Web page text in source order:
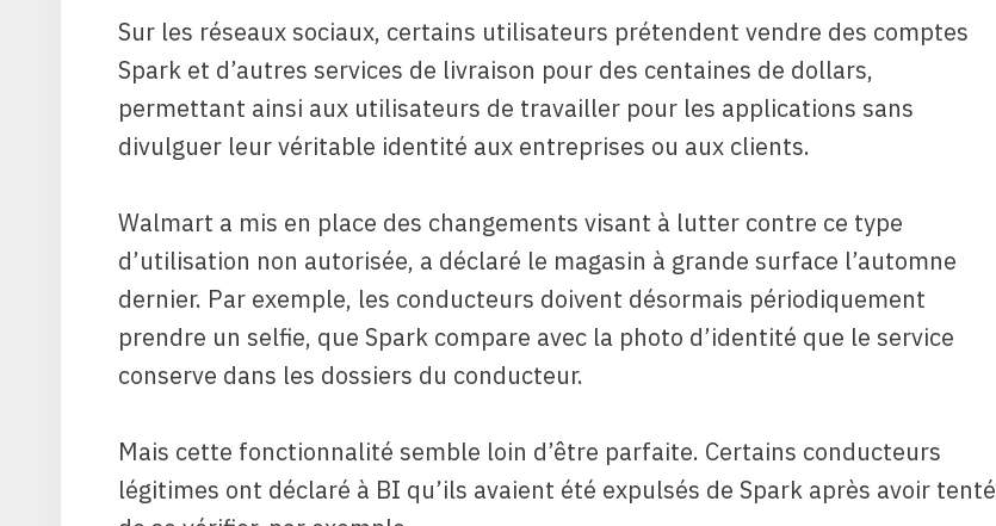
Sur les réseaux sociaux, certains utilisateurs prétendent vendre des comptes
Spark et d’autres services de livraison pour des centaines de dollars,
permettant ainsi aux utilisateurs de travailler pour les applications sans
divulguer leur véritable identité aux entreprises ou aux clients.
Walmart a mis en place des changements visant à lutter contre ce type
d’utilisation non autorisée, a déclaré le magasin à grande surface l’automne
dernier. Par exemple, les conducteurs doivent désormais périodiquement
prendre un selfie, que Spark compare avec la photo d’identité que le service
conserve dans les dossiers du conducteur.
Mais cette fonctionnalité semble loin d’être parfaite. Certains conducteurs
légitimes ont déclaré à BI qu’ils avaient été expulsés de Spark après avoir tenté